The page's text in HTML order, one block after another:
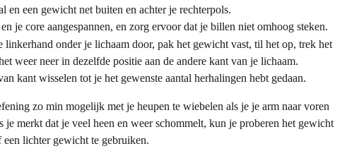
en een gewicht net buiten en achter je rechterpols.
je core aangespannen, en zorg ervoor dat je billen niet omhoog steken.
linkerhand onder je lichaam door, pak het gewicht vast, til het op, trek het
weer neer in dezelfde positie aan de andere kant van je lichaam.
kant wisselen tot je het gewenste aantal herhalingen hebt gedaan.
zo min mogelijk met je heupen te wiebelen als je je arm naar voren
je merkt dat je veel heen en weer schommelt, kun je proberen het gewicht
lichter gewicht te gebruiken.